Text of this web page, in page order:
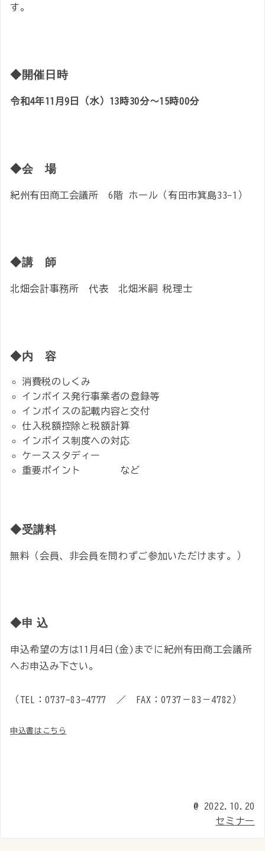
す。
◆開催日時
令和4年11月9日（水）13時30分～15時00分
◆会 場
紀州有田商工会議所 6階 ホール（有田市箕島33-1）
◆講 師
北畑会計事務所 代表 北畑米嗣 税理士
◆内 容
消費税のしくみ
インボイス発行事業者の登録等
インボイスの記載内容と交付
仕入税額控除と税額計算
インボイス制度への対応
ケーススタディー
重要ポイント など
◆受講料
無料（会員、非会員を問わずご参加いただけます。）
◆申 込
申込希望の方は11月4日(金)までに紀州有田商工会議所
へお申込み下さい。
（TEL：0737-83-4777 ／ FAX：0737－83－4782）
申込書はこちら
@ 2022.10.20
セミナー